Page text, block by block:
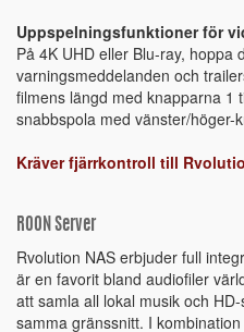
Uppspelningsfunktioner för
På 4K UHD eller Blu-ray, hoppa
varningsmeddelanden och
filmens längd med knapparna 1
snabbspola med vänster/höger-
Kräver fjärrkontroll till
ROON Server
Rvolution NAS erbjuder full
är en favorit bland audiofiler
att samla all lokal musik och
samma gränssnitt. I